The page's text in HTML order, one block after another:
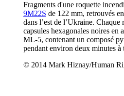
Fragments d'une roquette
9M22S de 122 mm, retrouvés
dans l’est de l’Ukraine.
capsules hexagonales noires en
ML-5, contenant un composé
pendant environ deux minutes à
© 2014 Mark Hiznay/Human